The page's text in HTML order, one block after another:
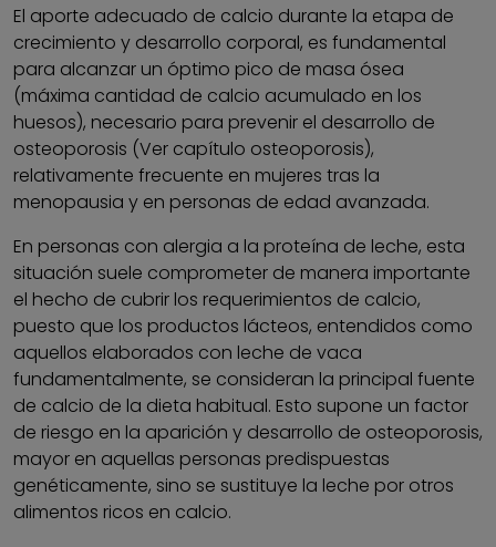
El aporte adecuado de calcio durante la etapa de
crecimiento y desarrollo corporal, es fundamental
para alcanzar un óptimo pico de masa ósea
(máxima cantidad de calcio acumulado en los
huesos), necesario para prevenir el desarrollo de
osteoporosis (Ver capítulo osteoporosis),
relativamente frecuente en mujeres tras la
menopausia y en personas de edad avanzada.
En personas con alergia a la proteína de leche, esta
situación suele comprometer de manera importante
el hecho de cubrir los requerimientos de calcio,
puesto que los productos lácteos, entendidos como
aquellos elaborados con leche de vaca
fundamentalmente, se consideran la principal fuente
de calcio de la dieta habitual. Esto supone un factor
de riesgo en la aparición y desarrollo de osteoporosis,
mayor en aquellas personas predispuestas
genéticamente, sino se sustituye la leche por otros
alimentos ricos en calcio.